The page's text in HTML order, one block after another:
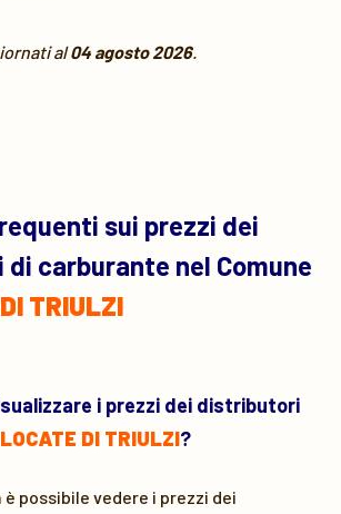
al04 agosto 2026.
sui prezzi dei
carburante nel Comune
TRIULZI
i prezzi dei distributori
LOCATE DI TRIULZI?
possibile vedere i prezzi dei